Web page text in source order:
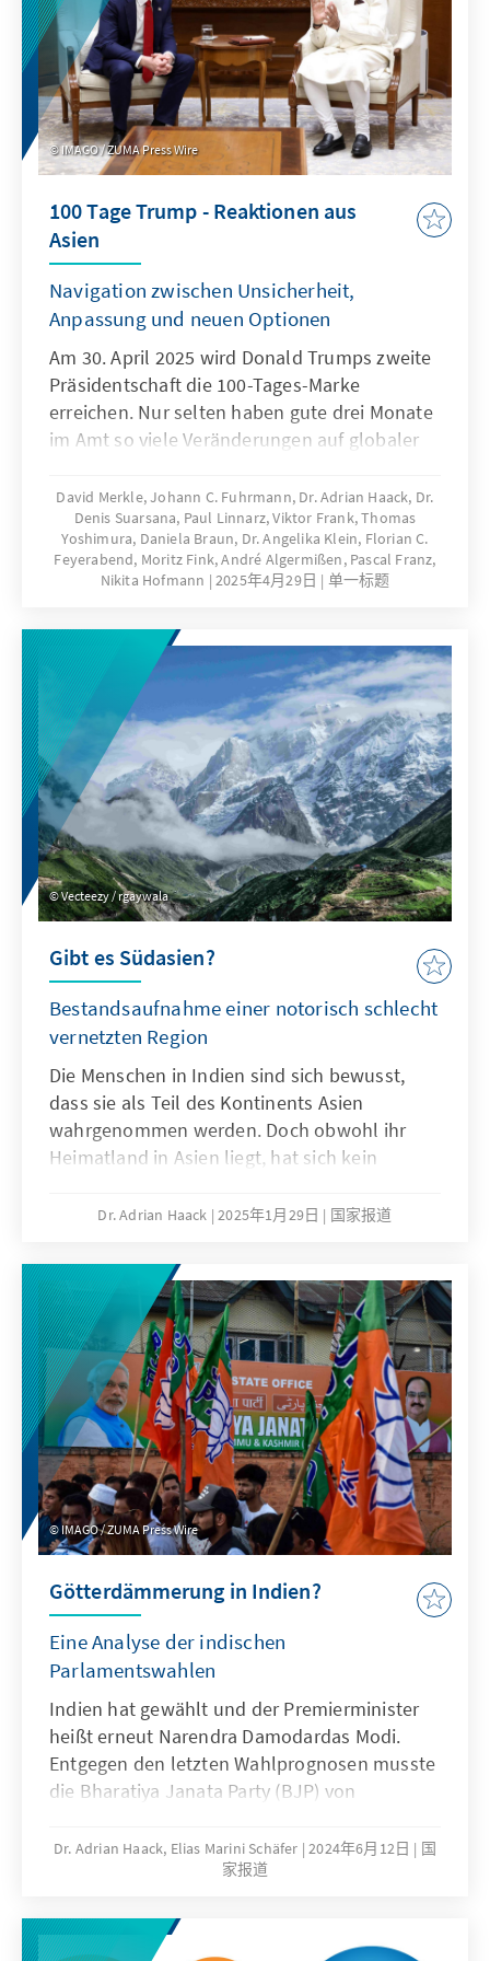
Phänomen statistisch erfassen? Klaffen die
junge Demografie des Landes und die
vermeintlich deutlich ältere politische Klasse
weiter auseinander, als es in anderen Ländern
der Fall wäre?
IMAGO / ZUMA Press Wire
100 Tage Trump - Reaktionen aus
Asien
Navigation zwischen Unsicherheit,
Anpassung und neuen Optionen
Am 30. April 2025 wird Donald Trumps zweite
Präsidentschaft die 100-Tages-Marke
erreichen. Nur selten haben gute drei Monate
im Amt so viele Veränderungen auf globaler
Geschwindigkeit und großer Dringlichkeit
reagieren Länder auf der ganzen Welt auf
diese Veränderungen. Dies hat auch Folgen
für Deutschland und die Europäische Union.
Adenauer-Stiftung in Asien haben ihre
Eindrücke darüber gesammelt, welche
Strategien in der Region gewählt werden, um
der veränderten Situation zu begegnen. Wie
bewerten diese Länder die neue US-
Regierung unter Präsident Trump? Welche
Konsequenzen ziehen sie daraus für ihre
wirtschaftlichen sowie außen- und
sicherheitspolitischen Beziehungen zu den
USA?
David Merkle, Johann C. Fuhrmann, Dr. Adrian Haack, Dr.
Denis Suarsana, Paul Linnarz, Viktor Frank, Thomas
Yoshimura, Daniela Braun, Dr. Angelika Klein, Florian C.
Feyerabend, Moritz Fink, André Algermißen, Pascal Franz,
Nikita Hofmann
2025年4月29日 单一标题
Vecteezy / rgaywala
Gibt es Südasien?
Bestandsaufnahme einer notorisch schlecht
vernetzten Region
Die Menschen in Indien sind sich bewusst,
dass sie als Teil des Kontinents Asien
wahrgenommen werden. Doch obwohl ihr
Heimatland in Asien liegt, hat sich kein
Wenn Inder „asiatisch“ Essen gehen, dann
Küche. Auch Südasien ist eine
Fremdbezeichnung, die nach der
Unabhängigkeit von Britisch-Indien aufkam.
Es ist der sprachliche Versuch die Region, die
man zuvor Indien nannte, nicht auf die
Republik Indien zu reduzieren. Südasien wird
als geografischer Raum in Deutschland
vielfach unterschätzt. Während der Fokus
darauf gerichtet ist, wann Afrika die 2 Mrd.-
Marke erreicht, leben in Südasien bereits 2,02
Mrd. Menschen, wenn man Indien, Pakistan,
Lanka, Nepal, Bhutan und die Malediven
zusammenrechnet . Doch kann man diese
Staaten überhaupt als Südasien titulieren?
Der nachfolgende Länderbericht ist ein
Realitätscheck eines Begriffs.
Dr. Adrian Haack 2025年1月29日 国家报道
IMAGO / ZUMA Press Wire
Götterdämmerung in Indien?
Eine Analyse der indischen
Parlamentswahlen
Indien hat gewählt und der Premierminister
heißt erneut Narendra Damodardas Modi.
Entgegen den letzten Wahlprognosen musste
die Bharatiya Janata Party (BJP) von
Sitzverluste hinnehmen. Hatte die BJP im
Jahr 2019 noch einen erdrutschartigen Sieg
auf 240 Sitze. Im 543 Sitze zählenden
Unterhaus, der Lok Sabha, kann die BJP
Dr. Adrian Haack, Elias Marini Schäfer 2024年6月12日
国
家报道